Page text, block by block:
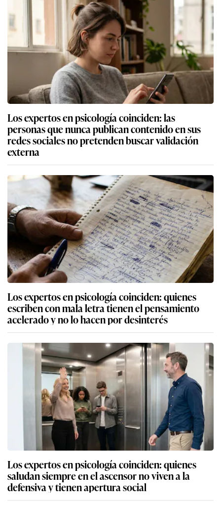
Los expertos en psicología coinciden: las
personas que nunca publican contenido en sus
redes sociales no pretenden buscar validación
externa
Los expertos en psicología coinciden: quienes
escriben con mala letra tienen el pensamiento
acelerado y no lo hacen por desinterés
Los expertos en psicología coinciden: quienes
saludan siempre en el ascensor no viven a la
defensiva y tienen apertura social